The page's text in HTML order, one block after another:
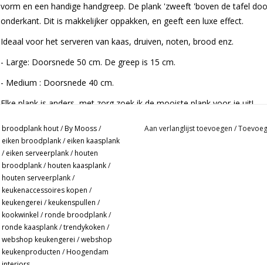
vorm en een handige handgreep. De plank 'zweeft 'boven de tafel
onderkant. Dit is makkelijker oppakken, en geeft een luxe effect.
Ideaal voor het serveren van kaas, druiven, noten, brood enz.
- Large: Doorsnede 50 cm. De greep is 15 cm.
- Medium : Doorsnede 40 cm.
Elke plank is anders, met zorg zoek ik de mooiste plank voor je uit!
broodplank hout/By Mooss/
eiken broodplank/ eiken kaasplank
/ eiken serveerplank/houten
broodplank/houten kaasplank/
houten serveerplank/
keukenaccessoires kopen /
keukengerei /keukenspullen /
kookwinkel /ronde broodplank/
ronde kaasplank/trendykoken /
webshop keukengerei /webshop
keukenproducten /Hoogendam
Aan verlanglijst toevoegen /